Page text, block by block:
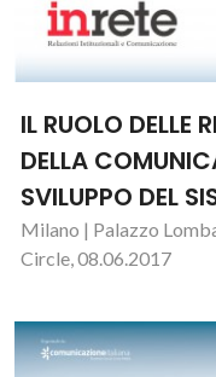
IL RUOLO DELLE
DELLA
SVILUPPO DEL
Milano | Palazzo
Circle, 08.06.2017